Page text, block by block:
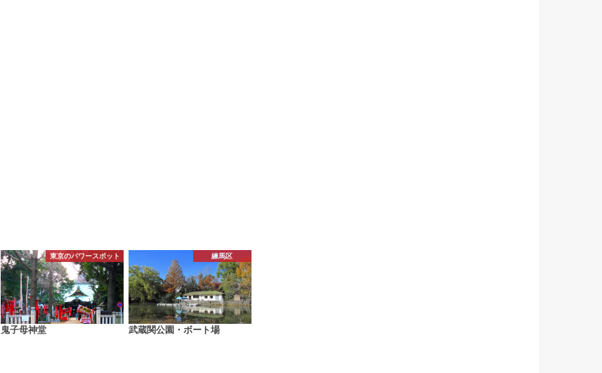
東京のパワースポット
鬼子母神堂
練馬区
武蔵関公園・ボート場